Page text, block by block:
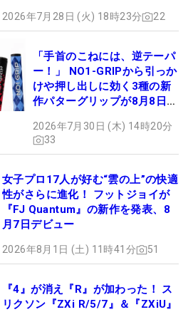
2026年7月28日 (火) 18時23分 22
「手首のこねには、逆テーパ
ー！」 NO1-GRIPから引っか
けや押し出しに効く3種の新
作パターグリップが8月8日デ
2026年7月30日 (木) 14時20分
33
女子プロ17人が好む“雲の上”の快適
性がさらに進化！ フットジョイが
『FJ Quantum』の新作を発表、8
月7日デビュー
2026年8月1日 (土) 11時41分 51
『4』が消え『R』が加わった！ ス
リクソン『ZXi R/5/7』＆『ZXiU』